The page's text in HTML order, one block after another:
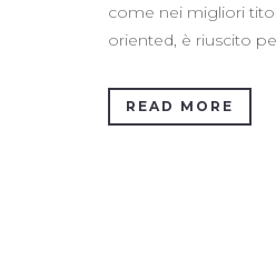
come nei migliori
oriented, è riuscito
READ MORE